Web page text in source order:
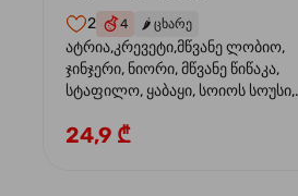
2 4 🌶️ ცხარე
ატრია,კრევეტი,მწვანე ლობიო,
ჯინჯერი, ნიორი, მწვანე წიწაკა,
სტაფილო, ყაბაყი, სოიოს სოუსი,
ტკბილ ცხარე სოუსი, მწვანე ხახვი,
24,9 ₾